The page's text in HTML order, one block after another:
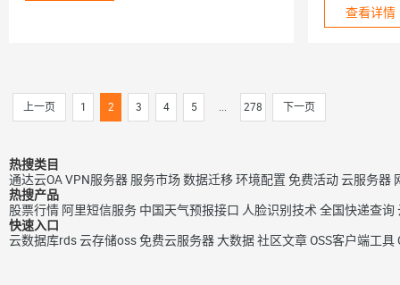
查看详情
上一页 1 2 3 4 5 ... 278 下一页
热搜类目
通达云OAVPN服务器 服务市场数据迁移环境配置 免费活动云服务器
热搜产品
股票行情 阿里短信服务 中国天气预报接口 人脸识别技术 全国快递查询
快速入口
云数据库rds云存储oss免费云服务器大数据社区文章OSS客户端工具